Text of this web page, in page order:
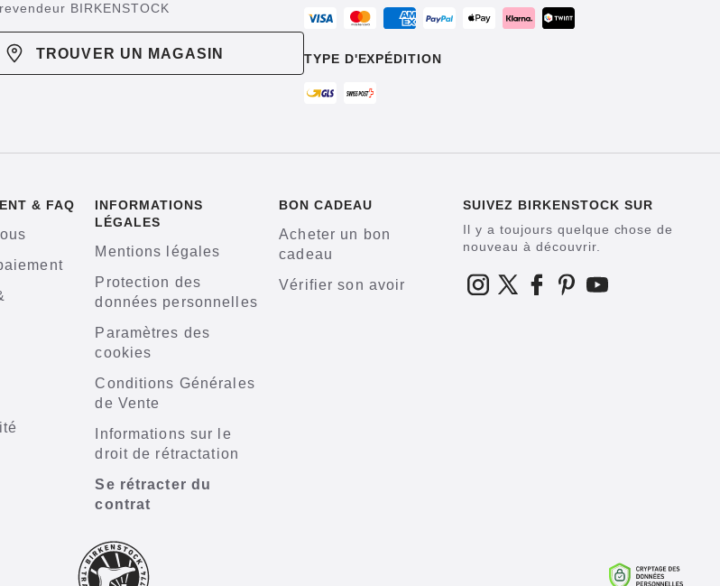
BIRKENSTOCK
TROUVER UN MAGASIN TYPE D'EXPÉDITION
& FAQ
INFORMATIONS
LÉGALES
Mentions légales
Protection des
données personnelles
Paramètres des
cookies
Conditions Générales
de Vente
Informations sur le
droit de rétractation
Se rétracter du
contrat
BON CADEAU
Acheter un bon
cadeau
Vérifier son avoir
SUIVEZ BIRKENSTOCK SUR
Il y a toujours quelque chose de
nouveau à découvrir.